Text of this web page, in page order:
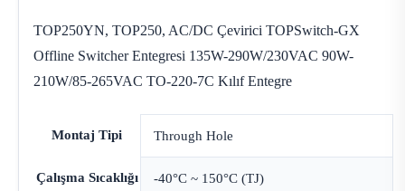
TOP250YN, TOP250, AC/DC Çevirici TOPSwitch-GX
Offline Switcher Entegresi 135W-290W/230VAC 90W-
210W/85-265VAC TO-220-7C Kılıf Entegre
Montaj Tipi Through Hole
Çalışma Sıcaklığı -40°C ~ 150°C (TJ)